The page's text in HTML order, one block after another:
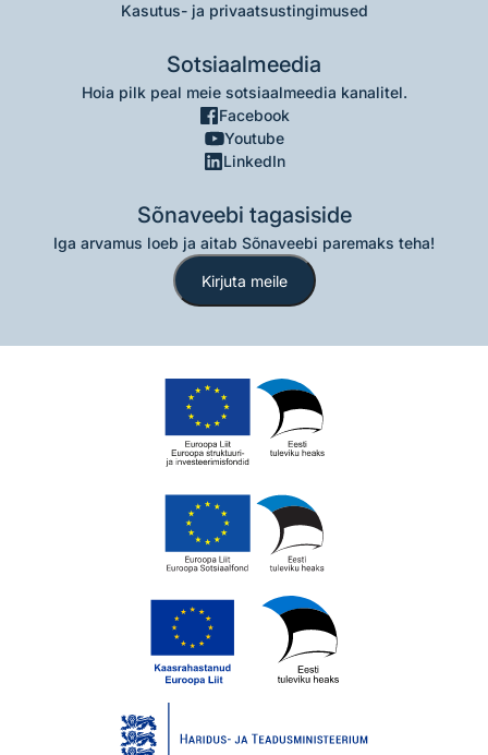
Kasutus- ja privaatsustingimused
Sotsiaalmeedia
Hoia pilk peal meie sotsiaalmeedia kanalitel.
Facebook
Youtube
LinkedIn
Sõnaveebi tagasiside
Iga arvamus loeb ja aitab Sõnaveebi paremaks teha!
Kirjuta meile